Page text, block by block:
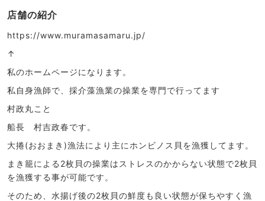
店舗の紹介
https://www.muramasamaru.jp/
↑
私のホームページになります。
私自身漁師で、採介藻漁業の操業を専門で行ってます
村政丸こと
船長 村吉政春です。
大捲(おおまき)漁法により主にホンビノス貝を漁獲してます。
まき籠による2枚貝の操業はストレスのかからない状態で2枚貝
を漁獲する事が可能です。
そのため、水揚げ後の2枚貝の鮮度も良い状態が保ちやすく漁